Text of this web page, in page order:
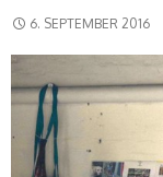
6. SEPTEMBER 2016